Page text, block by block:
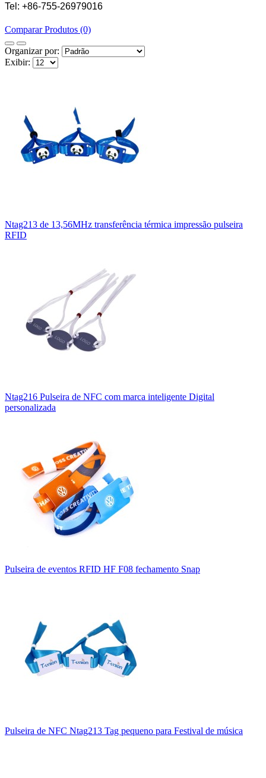
Tel: +86-755-26979016
Comparar Produtos (0)
Organizar por:
Exibir:
Ntag213 de 13,56MHz transferência térmica impressão pulseira
RFID
Ntag216 Pulseira de NFC com marca inteligente Digital
personalizada
Pulseira de eventos RFID HF F08 fechamento Snap
Pulseira de NFC Ntag213 Tag pequeno para Festival de música